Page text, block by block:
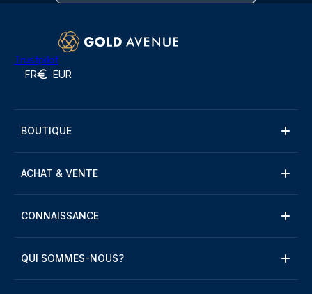
Trustpilot
FR EUR
BOUTIQUE
ACHAT & VENTE
CONNAISSANCE
QUI SOMMES-NOUS?